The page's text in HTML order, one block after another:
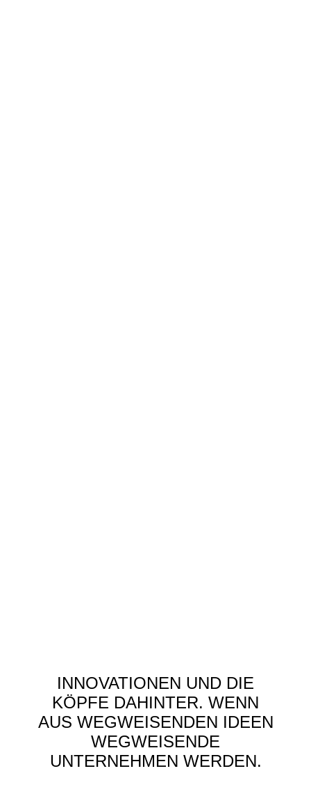
INNOVATIONEN UND DIE
KÖPFE DAHINTER. WENN
AUS WEGWEISENDEN IDEEN
WEGWEISENDE
UNTERNEHMEN WERDEN.